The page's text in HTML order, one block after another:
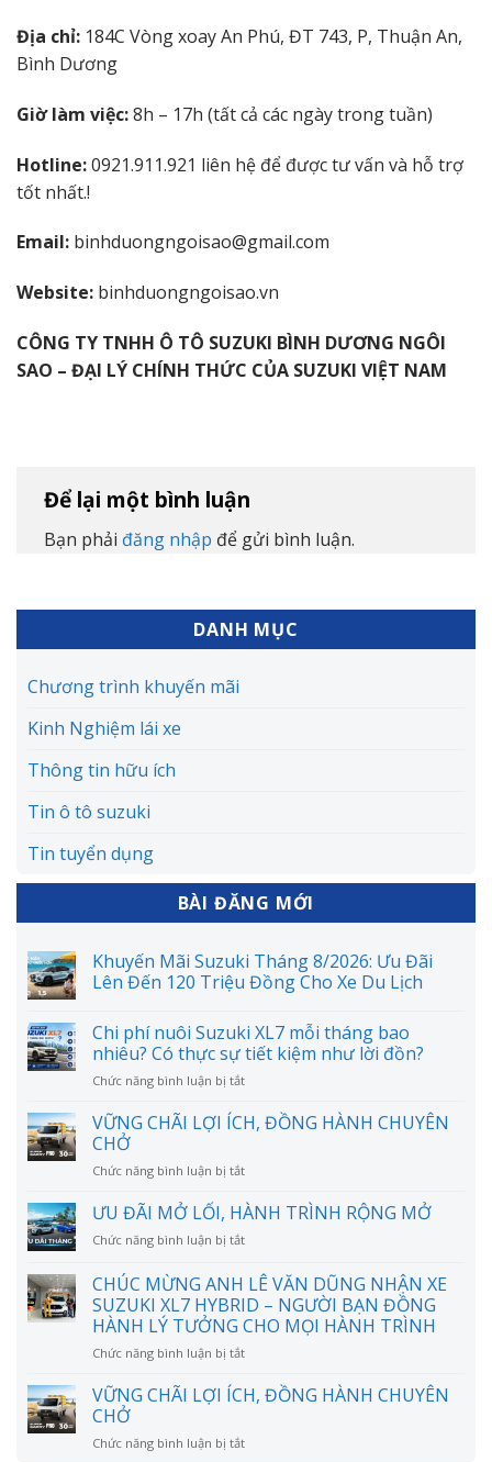
Địa chỉ: 184C Vòng xoay An Phú, ĐT 743, P, Thuận An,
Bình Dương
Giờ làm việc:8h – 17h (tất cả các ngày trong tuần)
Hotline:0921.911.921 liên hệ để được tư vấn và hỗ trợ
tốt nhất.!
Email: binhduongngoisao@gmail.com
Website: binhduongngoisao.vn
CÔNG TY TNHH Ô TÔ SUZUKI BÌNH DƯƠNG NGÔI
SAO – ĐẠI LÝ CHÍNH THỨC CỦA SUZUKI VIỆT NAM
Để lại một bình luận
Bạn phải đăng nhập để gửi bình luận.
DANH MỤC
Chương trình khuyến mãi
Kinh Nghiệm lái xe
Thông tin hữu ích
Tin ô tô suzuki
Tin tuyển dụng
BÀI ĐĂNG MỚI
Khuyến Mãi Suzuki Tháng 8/2026: Ưu Đãi
Lên Đến 120 Triệu Đồng Cho Xe Du Lịch
Chi phí nuôi Suzuki XL7 mỗi tháng bao
nhiêu? Có thực sự tiết kiệm như lời đồn?
Chức năng bình luận bị tắtở
phí
nuôi
XL7
tháng
nhiêu?
thực
sự
tiết
như
đồn?
VỮNG CHÃI LỢI ÍCH, ĐỒNG HÀNH CHUYÊN
CHỞ
Chức năng bình luận bị tắtở
CHÃI
ÍCH,
HÀNH
CHUYÊN
CHỞ
ƯU ĐÃI MỞ LỐI, HÀNH TRÌNH RỘNG MỞ
Chức năng bình luận bị tắtở
ĐÃI
MỞ
LỐI,
HÀNH
TRÌNH
MỞ
CHÚC MỪNG ANH LÊ VĂN DŨNG NHẬN XE
SUZUKI XL7 HYBRID – NGƯỜI BẠN ĐỒNG
HÀNH LÝ TƯỞNG CHO MỌI HÀNH TRÌNH
Chức năng bình luận bị tắtở
MỪNG
ANH
VĂN
VỮNG CHÃI LỢI ÍCH, ĐỒNG HÀNH CHUYÊN
CHỞ
Chức năng bình luận bị tắtở